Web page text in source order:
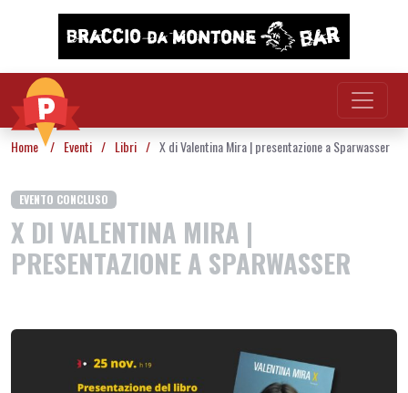
Vai al contenuto
Home / Eventi / Libri / X di Valentina Mira | presentazione a Sparwasser
EVENTO CONCLUSO
X DI VALENTINA MIRA |
PRESENTAZIONE A SPARWASSER